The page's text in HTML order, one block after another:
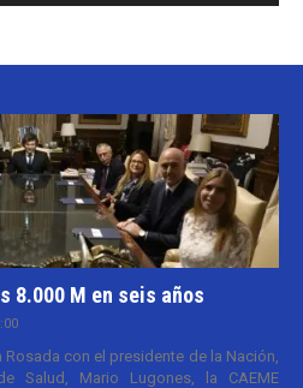
8.000 M en seis años
Rosada con el presidente de la Nación,
Salud, Mario Lugones, la CAEME